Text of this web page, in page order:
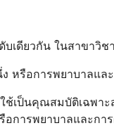
เดียวกัน ในสาขาวิช
หรือการพยาบาลแล
เป็นคุณสมบัติเฉพาะ
การพยาบาลและกา